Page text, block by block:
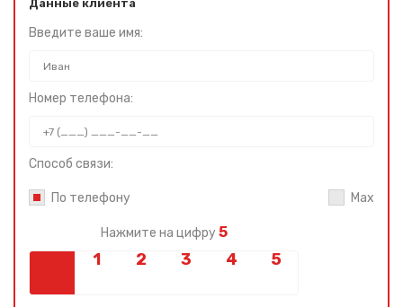
Данные клиента
Введите ваше имя:
Номер телефона:
Способ связи:
По телефону Max
Нажмите на цифру 5